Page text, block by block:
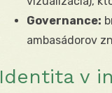
Governance:
ambasádorov
Identita v